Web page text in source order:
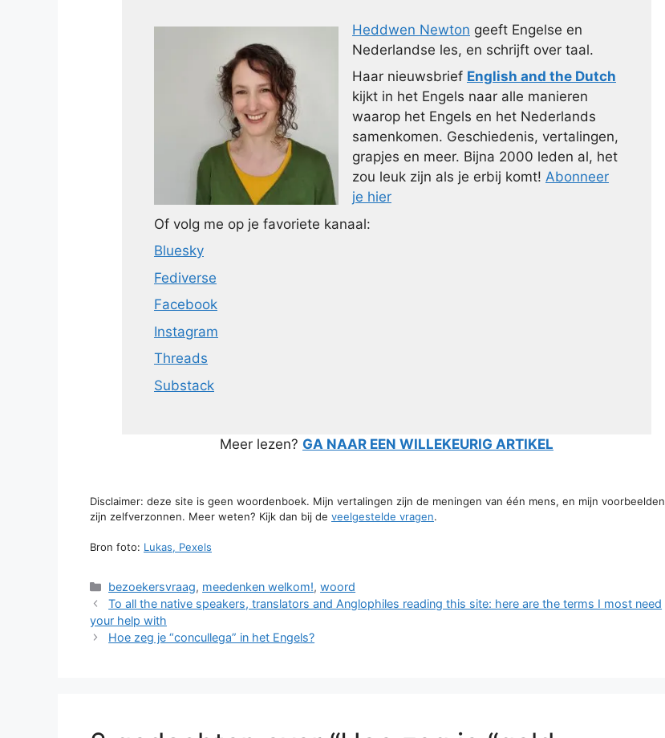
Heddwen Newton geeft Engelse en
Nederlandse les, en schrijft over taal.
Haar nieuwsbrief English and the Dutch
kijkt in het Engels naar alle manieren
waarop het Engels en het Nederlands
samenkomen. Geschiedenis, vertalingen,
grapjes en meer. Bijna 2000 leden al, het
zou leuk zijn als je erbij komt! Abonneer
je hier
Of volg me op je favoriete kanaal:
Bluesky
Fediverse
Facebook
Instagram
Threads
Substack
Meer lezen? GA NAAR EEN WILLEKEURIG ARTIKEL
Disclaimer: deze site is geen woordenboek. Mijn vertalingen zijn de meningen van één mens, en mijn voorbeelden
zijn zelfverzonnen. Meer weten? Kijk dan bij de veelgestelde vragen.
Bron foto: Lukas, Pexels
Categorieën
bezoekersvraag, meedenken welkom!,woord
To all the native speakers, translators and Anglophiles reading this site: here are the terms I most need
your help with
Hoe zeg je “concullega” in het Engels?